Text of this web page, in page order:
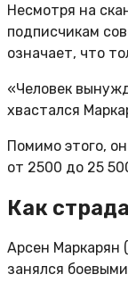
Несмотря на
подписчикам
означает, что
«Человек
хвастался
Помимо этого,
от 2500 до 25
Как
Арсен Маркарян
занялся